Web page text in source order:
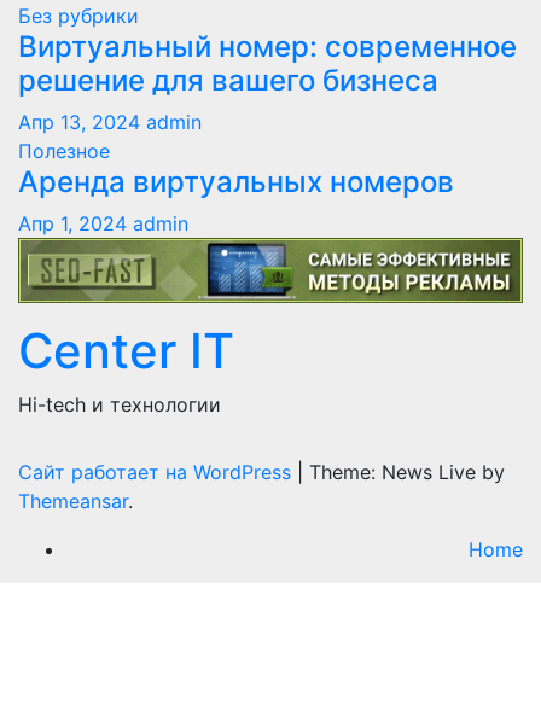
Без рубрики
Виртуальный номер: современное
решение для вашего бизнеса
Апр 13, 2024 admin
Полезное
Аренда виртуальных номеров
Апр 1, 2024 admin
Сenter IT
Hi-tech и технологии
Сайт работает на WordPress
Theme: News Live by
Themeansar.
Home